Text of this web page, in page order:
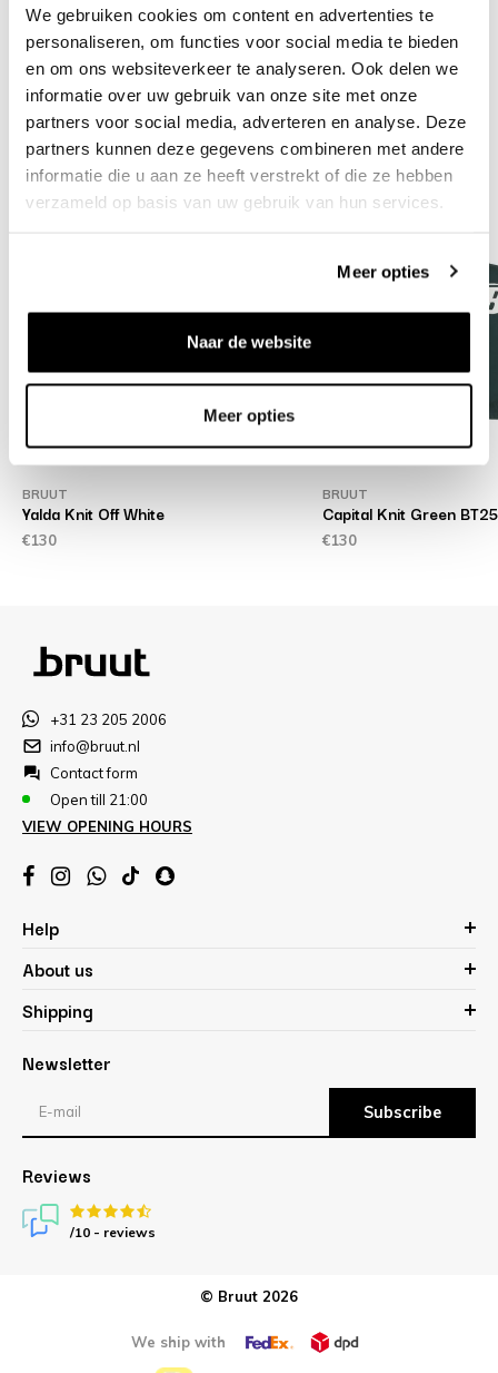
We gebruiken cookies om content en advertenties te
personaliseren, om functies voor social media te bieden
en om ons websiteverkeer te analyseren. Ook delen we
informatie over uw gebruik van onze site met onze
partners voor social media, adverteren en analyse. Deze
partners kunnen deze gegevens combineren met andere
informatie die u aan ze heeft verstrekt of die ze hebben
verzameld op basis van uw gebruik van hun services.
Meer opties
Naar de website
Meer opties
About this product
Shipment and returns
Related products
BRUUT
Yalda Knit Off White
€130
BRUUT
Capital Knit Green
€130
+31 23 205 2006
info@bruut.nl
Contact form
Open till 21:00
VIEW OPENING HOURS
Help
About us
Shipping
Newsletter
Subscribe
Reviews
/10 - reviews
© Bruut 2026
We ship with